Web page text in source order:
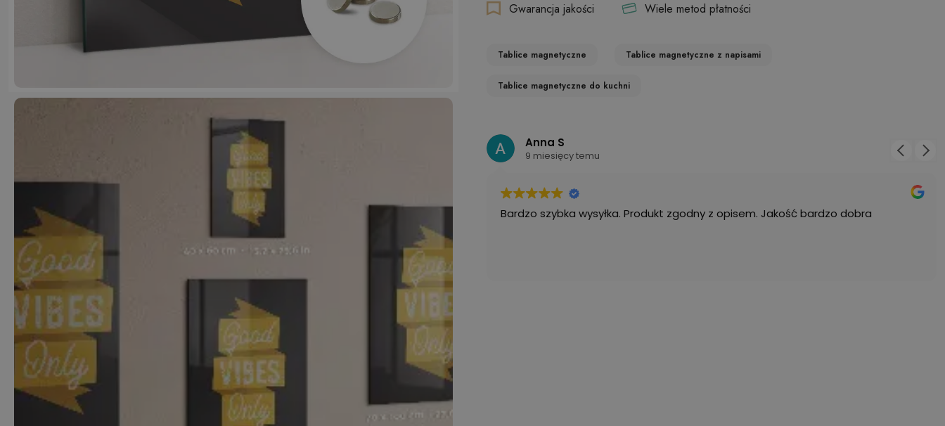
Gwarancja jakości Wiele metod płatności
Tablice magnetyczne Tablice magnetyczne z napisami
Tablice magnetyczne do kuchni
Dobrej jakości produkt, szybka dostawa.
Anna S
9 miesięcy temu
Bardzo szybka wysyłka. Produkt zgodny z opisem. Jakość bardzo dobra